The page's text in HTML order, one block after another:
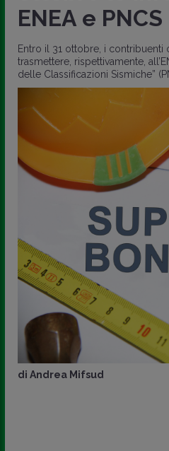
ENEA e PNCS
Entro il 31 ottobre, i contribuenti
trasmettere, rispettivamente,
delle Classificazioni Sismiche”
di Andrea Mifsud